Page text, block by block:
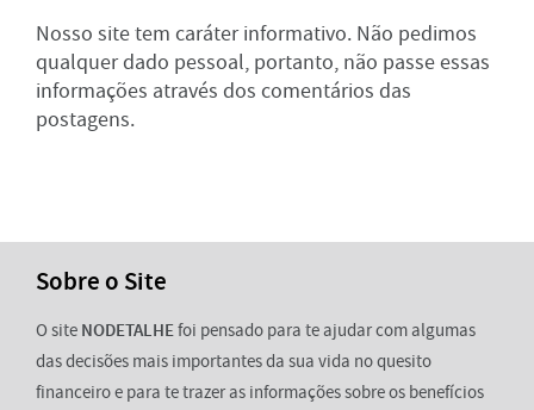
Nosso site tem caráter informativo. Não pedimos
qualquer dado pessoal, portanto, não passe essas
informações através dos comentários das
postagens.
Sobre o Site
O site NODETALHEfoi pensado para te ajudar com algumas
das decisões mais importantes da sua vida no quesito
financeiro e para te trazer as informações sobre os benefícios